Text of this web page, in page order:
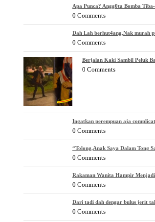
Apa Punca? Angg0ta Bomba
0 Comments
Dah Lah berhut4ang,Nak murah
0 Comments
Berjalan Kaki Sambil Peluk
0 Comments
Ingatkan perempuan aja
0 Comments
“Tolong,Anak Saya Dalam Tong
0 Comments
Rakaman Wanita Hampir
0 Comments
Dari tadi dah dengar bulus jerit
0 Comments